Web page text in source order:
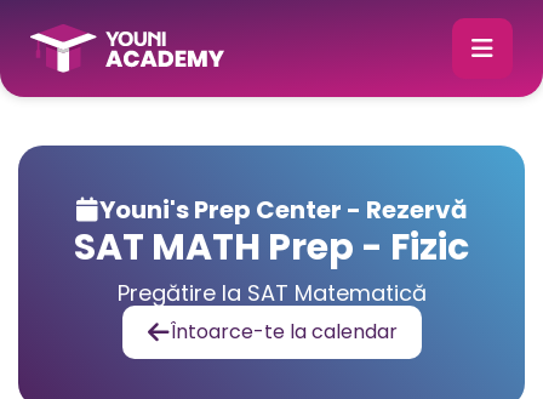
Youni's Prep Center - Rezervă
SAT MATH Prep - Fizic
Pregătire la SAT Matematică
Întoarce-te la calendar